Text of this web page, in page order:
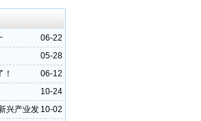
06-22
05-28
06-12
10-24
10-02
兴产业发